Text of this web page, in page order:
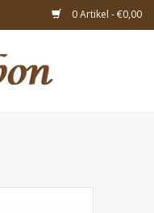
0 Artikel - €0,00